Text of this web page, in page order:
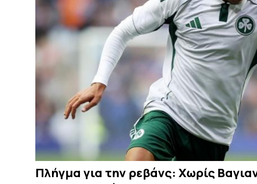
Πλήγμα για την ρεβάνς: Χωρίς